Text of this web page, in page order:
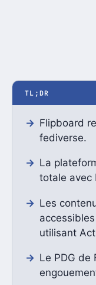
TL;DR
Flipboard
fediverse.
La
totale avec
Les
utilisant
Le PDG